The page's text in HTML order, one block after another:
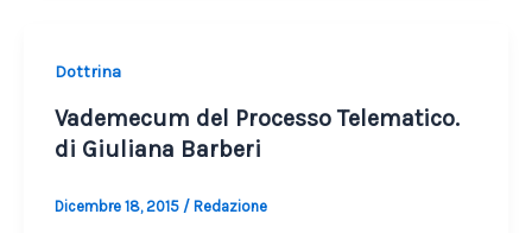
Dottrina
Vademecum del Processo Telematico.
di Giuliana Barberi
Dicembre 18, 2015 / Redazione